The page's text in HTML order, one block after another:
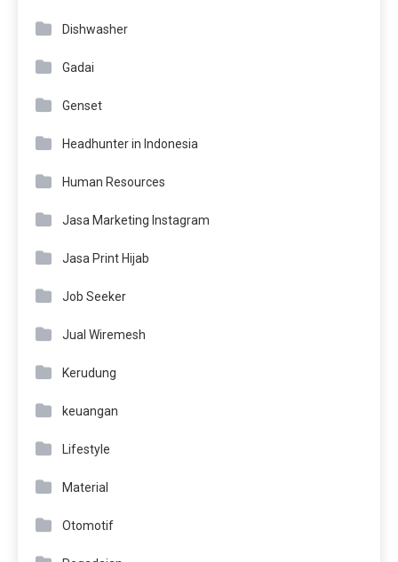
Dishwasher
Gadai
Genset
Headhunter in Indonesia
Human Resources
Jasa Marketing Instagram
Jasa Print Hijab
Job Seeker
Jual Wiremesh
Kerudung
keuangan
Lifestyle
Material
Otomotif